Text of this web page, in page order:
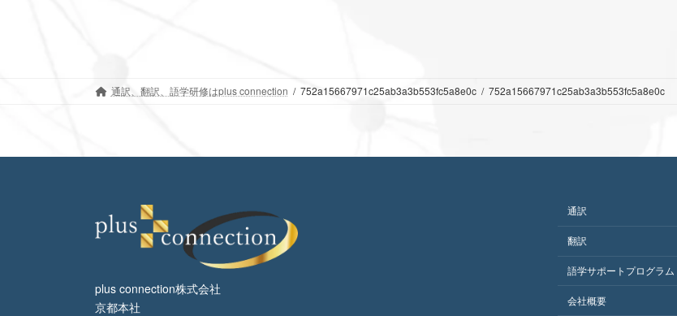
通訳、翻訳、語学研修はplus connection 752a15667971c25ab3a3b553fc5a8e0c 752a15667971c25ab3a3b553fc5a8e0c
plus connection株式会社
京都本社
通訳
翻訳
語学サポートプログラム
会社概要